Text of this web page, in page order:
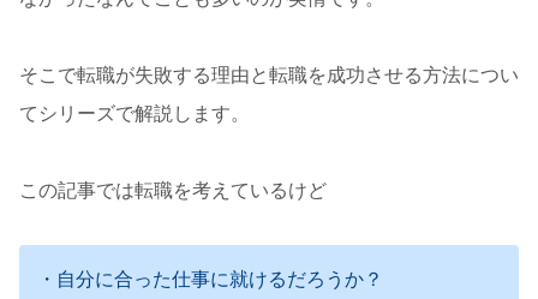
そこで転職が失敗する理由と転職を成功させる方法につい
てシリーズで解説します。
この記事では転職を考えているけど
・自分に合った仕事に就けるだろうか？